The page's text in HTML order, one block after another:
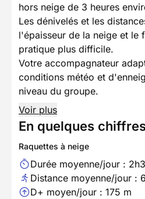
hors neige de 3 heures
Les dénivelés et les
l'épaisseur de la neige et le
pratique plus difficile.
Votre accompagnateur
conditions météo et
niveau du groupe.
Voir plus
En quelques
Raquettes à neige
Durée moyenne/jour :
Distance moyenne/jour :
D+ moyen/jour : 175 m